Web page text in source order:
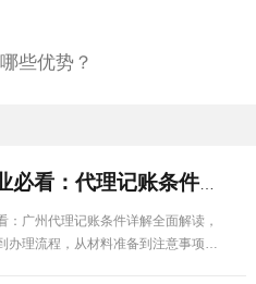
些优势？
广州企业必看：代理记账条件详解详细解...
：广州代理记账条件详解全面解读，
办理流程，从材料准备到注意事项，